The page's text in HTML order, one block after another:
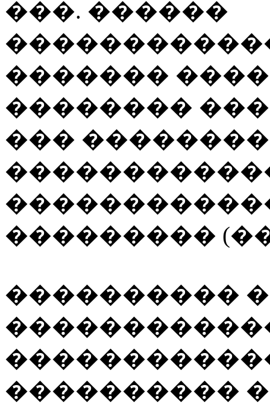
���. ������
�������
��������
���
���������
����������
����������